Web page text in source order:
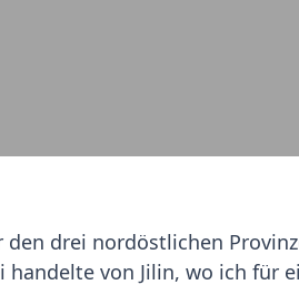
drei nordöstlichen
von Jilin, wo ich für